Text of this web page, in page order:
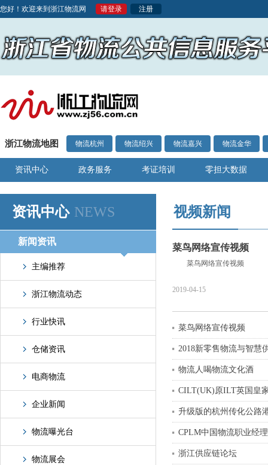
您好！欢迎来到浙江物流网 请登录 注册
浙江物流地图 物流杭州 物流绍兴 物流嘉兴 物流金华
资讯中心 政务服务 考证培训 零担大数据
资讯中心 NEWS
新闻资讯
主编推荐
浙江物流动态
行业快讯
仓储资讯
电商物流
企业新闻
物流曝光台
物流展会
视频新闻
菜鸟网络宣传视频
菜鸟网络宣传视频
2019-04-15
菜鸟网络宣传视频
2018新零售物流与智慧
物流人喝物流文化酒
CILT(UK)原ILT英国皇
升级版的杭州传化公路
CPLM中国物流职业经
浙江供应链论坛